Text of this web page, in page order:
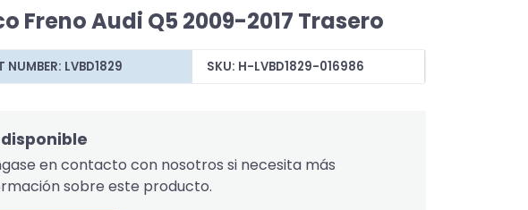
Freno Audi Q5 2009-2017 Trasero
NUMBER: LVBD1829 SKU: H-LVBD1829-016986
disponible
en contacto con nosotros si necesita más
sobre este producto.